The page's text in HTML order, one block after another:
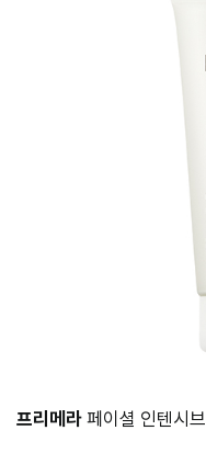
프리메라 페이셜 인텐시